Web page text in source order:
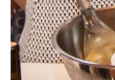
WEINSUCHE
NEWSLETTER
WINE TRADE CLUB
REDAKTION